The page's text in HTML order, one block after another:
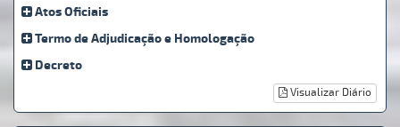
Atos Oficiais
Termo de Adjudicação e Homologação
Decreto
Visualizar Diário